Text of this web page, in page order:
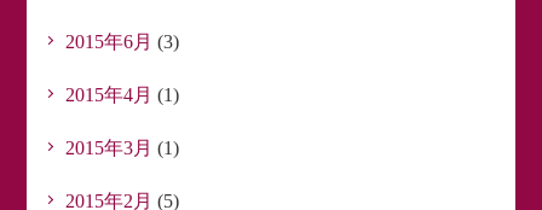
2015年6月 (3)
2015年4月 (1)
2015年3月 (1)
2015年2月 (5)